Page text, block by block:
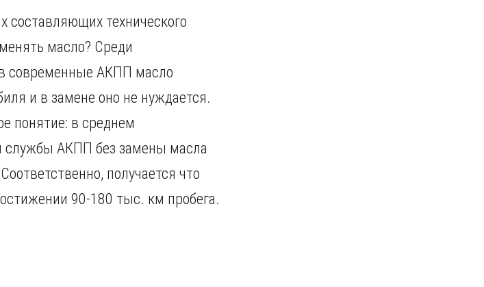
технического
масло? Среди
современные АКПП масло
и в замене оно не нуждается.
понятие: в среднем
службы АКПП без замены масла
получается что
90-180 тыс. км пробега.